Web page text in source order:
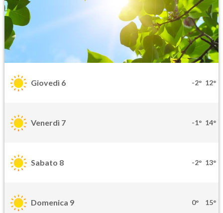
Giovedì 6 -2° 12°
Venerdì 7 -1° 14°
Sabato 8 -2° 13°
Domenica 9 0° 15°